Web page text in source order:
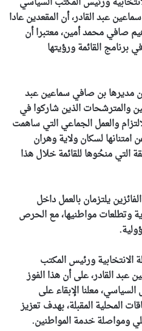
عبد القادر، أن المقعدين عادا
صافي محمد أمين، معتبرا أن
برنامج القائمة ورؤيتها
مديرها بن صافي سماعين عبد
والمترشحات الذين شاركوا في
والعمل الجماعي التي ساهمت
لسكان ولاية وهران
التي منحُوها للقائمة خلال هذا
يلتزمان بالعمل داخل
وتطلعات مواطنيها، مع الحرص
الانتخابية ورئيس المكتب
عبد القادر، على أن هذا الفوز
معلنا الإبقاء على
المحلية المقبلة، بهدف تعزيز
ومواصلة خدمة المواطنين.